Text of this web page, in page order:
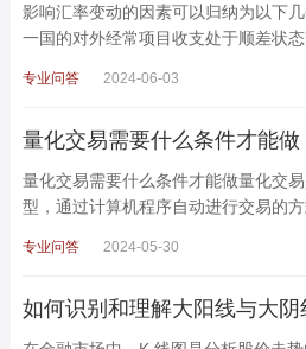
影响汇率变动的因素可以归纳为以下
一国的对外经常项目收支处于顺差状
专业问答 2024-06-03
量化交易需要什么条件才能做
量化交易需要什么条件才能做量化交
型，通过计算机程序自动进行交易的
专业问答 2024-05-30
如何识别和理解大阳线与大阴